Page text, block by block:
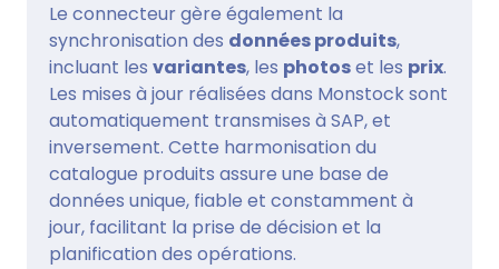
Le connecteur gère également la
synchronisation des données produits,
incluant les variantes, les photoset les prix.
Les mises à jour réalisées dans Monstock sont
automatiquement transmises à SAP, et
inversement. Cette harmonisation du
catalogue produits assure une base de
données unique, fiable et constamment à
jour, facilitant la prise de décision et la
planification des opérations.